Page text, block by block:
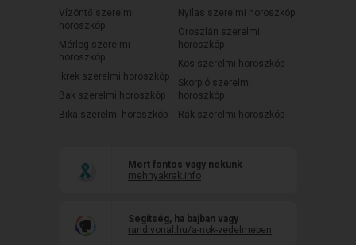
Vízöntő szerelmi
horoszkóp
Mérleg szerelmi
horoszkóp
Ikrek szerelmi horoszkóp
Bak szerelmi horoszkóp
Bika szerelmi horoszkóp
Nyilas szerelmi horoszkóp
Oroszlán szerelmi
horoszkóp
Kos szerelmi horoszkóp
Skorpió szerelmi
horoszkóp
Rák szerelmi horoszkóp
Mert fontos vagy nekünk
mehnyakrak.info
Segítség, ha bajban vagy
randivonal.hu/a-nok-vedelmeben